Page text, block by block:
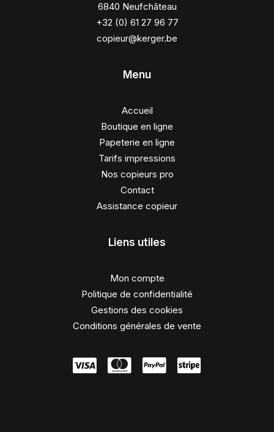
6840 Neufchâteau
+32 (0) 61 27 96 77
copieur@kerger.be
Menu
Accueil
Boutique en ligne
Papeterie en ligne
Tarifs impressions
Nos copieurs pro
Contact
Assistance copieur
Liens utiles
Mon compte
Politique de confidentialité
Gestions des cookies
Conditions générales de vente